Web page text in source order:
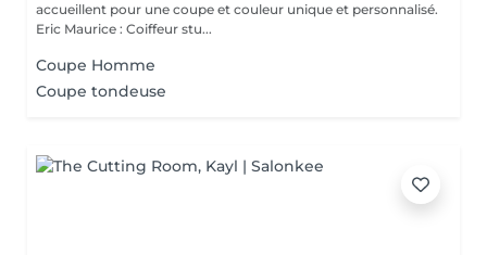
accueillent pour une coupe et couleur unique et personnalisé.
Eric Maurice : Coiffeur stu...
Coupe Homme
Coupe tondeuse